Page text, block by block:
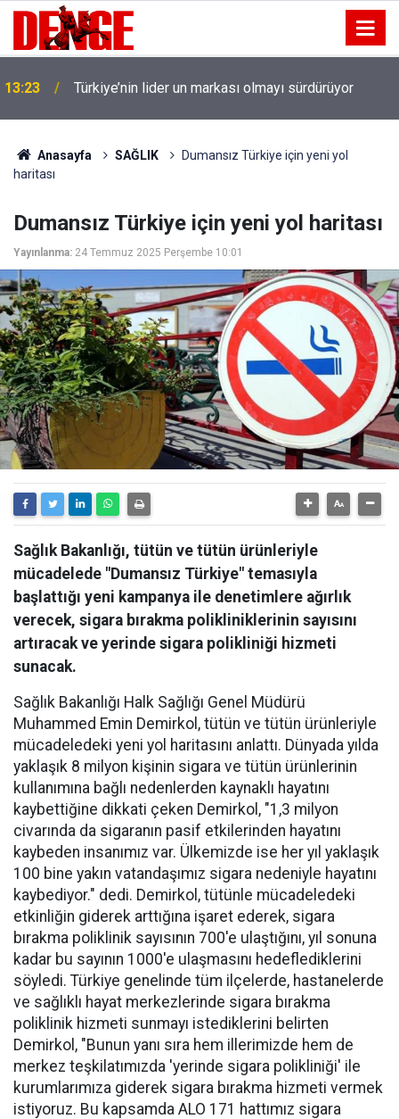
13:23 Türkiye’nin lider un markası olmayı sürdürüyor
Anasayfa SAĞLIK
Dumansız Türkiye için yeni yol
haritası
Dumansız Türkiye için yeni yol haritası
Yayınlanma: 24 Temmuz 2025 Perşembe 10:01
Sağlık Bakanlığı, tütün ve tütün ürünleriyle
mücadelede "Dumansız Türkiye" temasıyla
başlattığı yeni kampanya ile denetimlere ağırlık
verecek, sigara bırakma polikliniklerinin sayısını
artıracak ve yerinde sigara polikliniği hizmeti
sunacak.
Sağlık Bakanlığı Halk Sağlığı Genel Müdürü
Muhammed Emin Demirkol, tütün ve tütün ürünleriyle
mücadeledeki yeni yol haritasını anlattı. Dünyada yılda
yaklaşık 8 milyon kişinin sigara ve tütün ürünlerinin
kullanımına bağlı nedenlerden kaynaklı hayatını
kaybettiğine dikkati çeken Demirkol, "1,3 milyon
civarında da sigaranın pasif etkilerinden hayatını
kaybeden insanımız var. Ülkemizde ise her yıl yaklaşık
100 bine yakın vatandaşımız sigara nedeniyle hayatını
kaybediyor." dedi. Demirkol, tütünle mücadeledeki
etkinliğin giderek arttığına işaret ederek, sigara
bırakma poliklinik sayısının 700'e ulaştığını, yıl sonuna
kadar bu sayının 1000'e ulaşmasını hedeflediklerini
söyledi. Türkiye genelinde tüm ilçelerde, hastanelerde
ve sağlıklı hayat merkezlerinde sigara bırakma
poliklinik hizmeti sunmayı istediklerini belirten
Demirkol, "Bunun yanı sıra hem illerimizde hem de
merkez teşkilatımızda 'yerinde sigara polikliniği' ile
kurumlarımıza giderek sigara bırakma hizmeti vermek
istiyoruz. Bu kapsamda ALO 171 hattımız sigara